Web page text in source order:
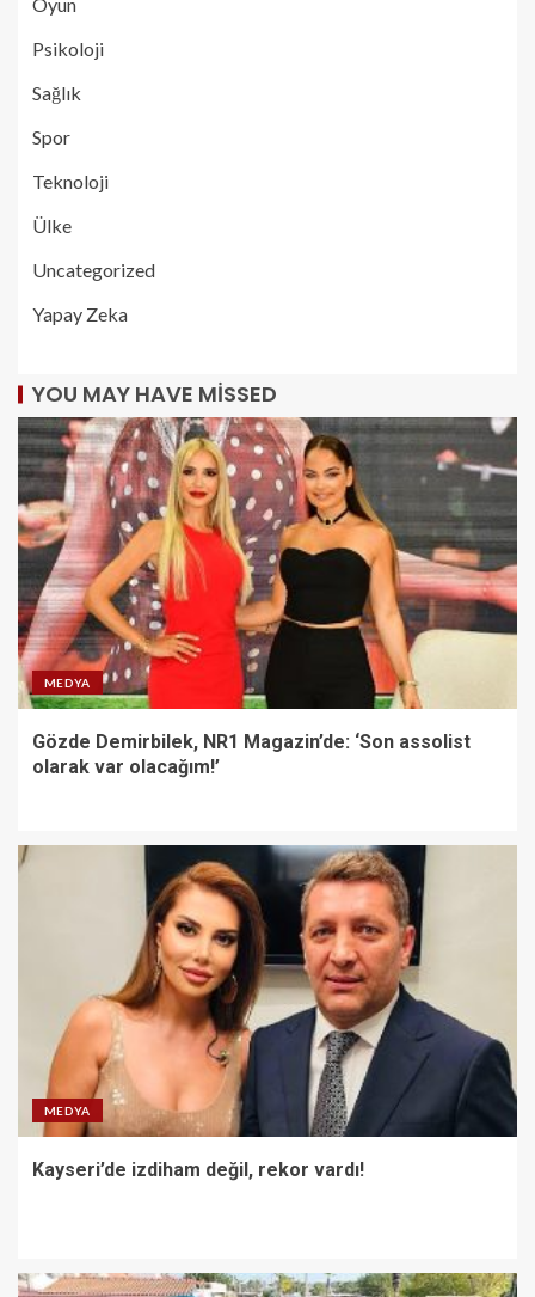
Psikoloji
Sağlık
Spor
Teknoloji
Ülke
Uncategorized
Yapay Zeka
YOU MAY HAVE MISSED
MEDYA
Gözde Demirbilek, NR1 Magazin’de: ‘Son assolist
olarak var olacağım!’
MEDYA
Kayseri’de izdiham değil, rekor vardı!